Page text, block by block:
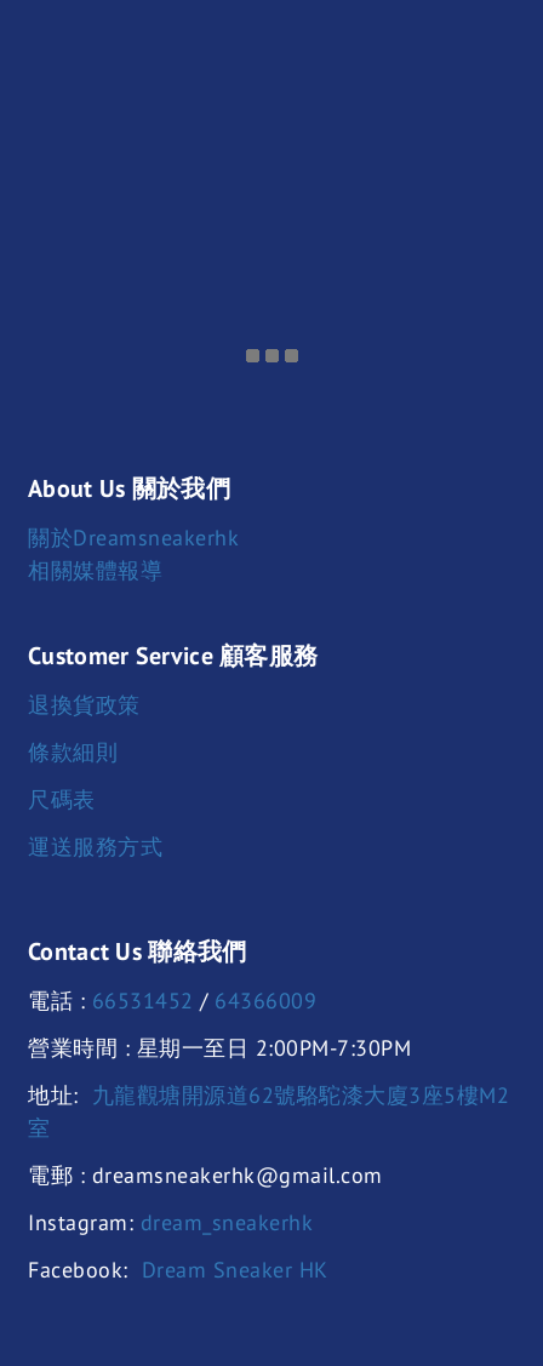
About Us 關於我們
關於Dreamsneakerhk
相關媒體報導
Customer Service 顧客服務
退換貨政策
條款細則
尺碼表
運送服務方式
Contact Us 聯絡我們
電話 : 66531452 / 64366009
營業時間 : 星期一至日 2:00PM-7:30PM
地址:
九龍觀塘開源道62號駱駝漆大廈3座5樓M2
室
電郵 : dreamsneakerhk@gmail.com
Instagram: dream_sneakerhk
Facebook: Dream Sneaker HK